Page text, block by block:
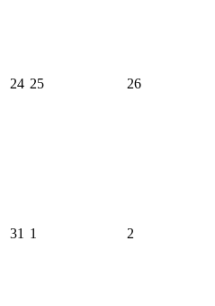
24 25 26
31 1 2